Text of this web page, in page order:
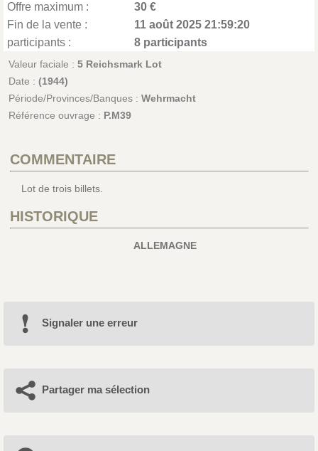
Offre maximum :
30 €
Fin de la vente :
11 août 2025 21:59:20
participants :
8 participants
Valeur faciale : 5 Reichsmark Lot
Date : (1944)
Période/Provinces/Banques : Wehrmacht
Référence ouvrage : P.M39
COMMENTAIRE
Lot de trois billets.
HISTORIQUE
ALLEMAGNE
Signaler une erreur
Partager ma sélection